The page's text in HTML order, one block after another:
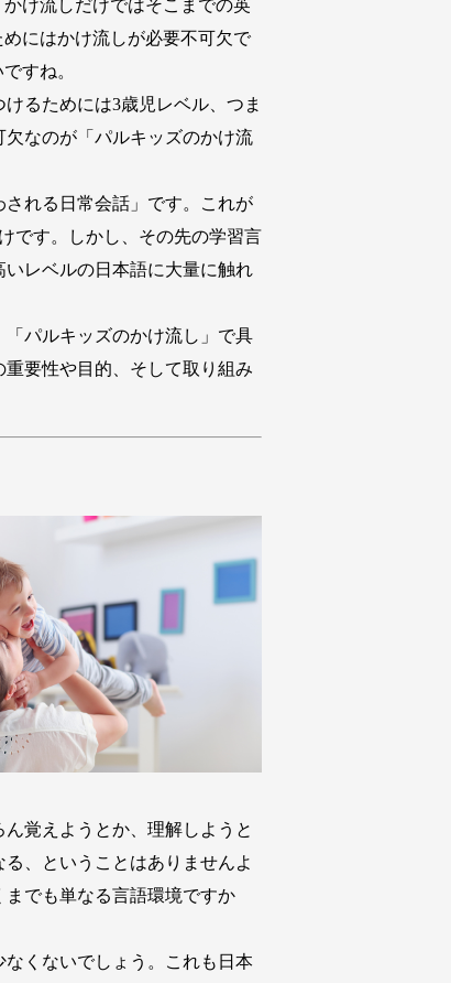
け流しだけではそこまでの英
にはかけ流しが必要不可欠で
すね。
るためには3歳児レベル、つま
なのが「パルキッズのかけ流
れる日常会話」です。これが
です。しかし、その先の学習言
レベルの日本語に大量に触れ
パルキッズのかけ流し」で具
要性や目的、そして取り組み
覚えようとか、理解しようと
、ということはありませんよ
でも単なる言語環境ですか
くないでしょう。これも日本